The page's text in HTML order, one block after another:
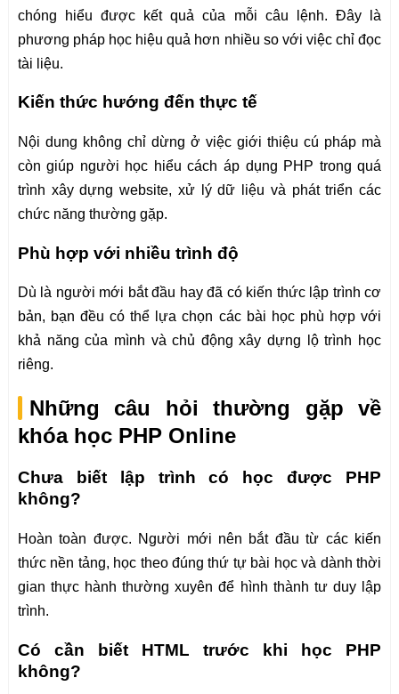
chóng hiểu được kết quả của mỗi câu lệnh. Đây là
phương pháp học hiệu quả hơn nhiều so với việc chỉ đọc
tài liệu.
Kiến thức hướng đến thực tế
Nội dung không chỉ dừng ở việc giới thiệu cú pháp mà
còn giúp người học hiểu cách áp dụng PHP trong quá
trình xây dựng website, xử lý dữ liệu và phát triển các
chức năng thường gặp.
Phù hợp với nhiều trình độ
Dù là người mới bắt đầu hay đã có kiến thức lập trình cơ
bản, bạn đều có thể lựa chọn các bài học phù hợp với
khả năng của mình và chủ động xây dựng lộ trình học
riêng.
Những câu hỏi thường gặp về
khóa học PHP Online
Chưa biết lập trình có học được PHP
không?
Hoàn toàn được. Người mới nên bắt đầu từ các kiến
thức nền tảng, học theo đúng thứ tự bài học và dành thời
gian thực hành thường xuyên để hình thành tư duy lập
trình.
Có cần biết HTML trước khi học PHP
không?